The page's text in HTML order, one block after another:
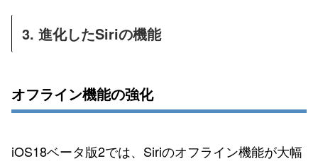
3. 進化したSiriの機能
オフライン機能の強化
iOS18ベータ版2では、Siriのオフライン機能が大幅